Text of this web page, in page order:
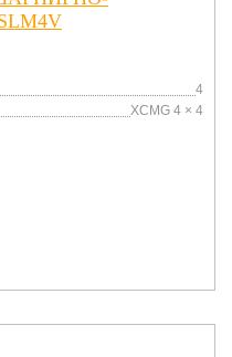
4
XCMG 4 × 4